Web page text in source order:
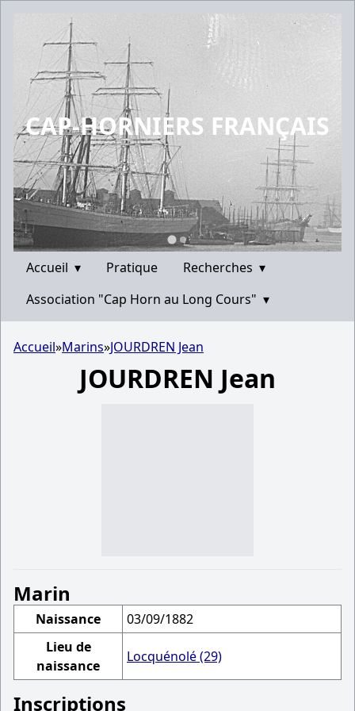
CAP-HORNIERS FRANÇAIS
Accueil ▾ Pratique Recherches ▾
Association "Cap Horn au Long Cours" ▾
Accueil»Marins»JOURDREN Jean
JOURDREN Jean
Marin
Naissance
03/09/1882
Lieu de
naissance
Locquénolé (29)
Inscriptions